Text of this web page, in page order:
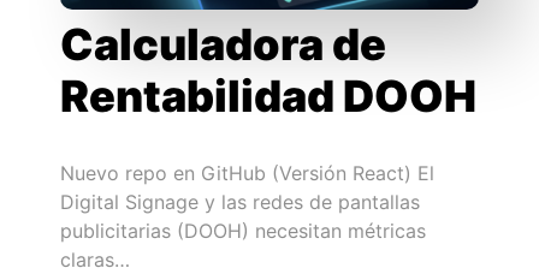
Calculadora de
Rentabilidad DOOH
Nuevo repo en GitHub (Versión React) El
Digital Signage y las redes de pantallas
publicitarias (DOOH) necesitan métricas
claras…